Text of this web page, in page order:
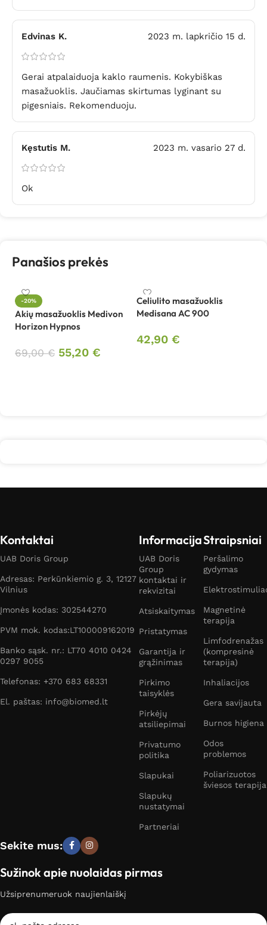
Edvinas K. 2023 m. lapkričio 15 d.
Gerai atpalaiduoja kaklo raumenis. Kokybiškas
masažuoklis. Jaučiamas skirtumas lyginant su
pigesniais. Rekomenduoju.
Kęstutis M. 2023 m. vasario 27 d.
Ok
Panašios prekės
-20%
Akių masažuoklis Medivon
Horizon Hypnos
69,00€ 55,20 €
Celiulito masažuoklis
Medisana AC 900
42,90 €
Kontaktai
UAB Doris Group
Adresas: Perkūnkiemio g. 3, 12127
Vilnius
Įmonės kodas: 302544270
PVM mok. kodas:LT100009162019
Banko sąsk. nr.: LT70 4010 0424
0297 9055
Telefonas: +370 683 68331
El. paštas: info@biomed.lt
Informacija
UAB Doris
Group
kontaktai ir
rekvizitai
Atsiskaitymas
Pristatymas
Garantija ir
grąžinimas
Pirkimo
taisyklės
Pirkėjų
atsiliepimai
Privatumo
politika
Slapukai
Slapukų
nustatymai
Partneriai
Straipsniai
Peršalimo
gydymas
Magnetinė
terapija
Limfodrenažas
(kompresinė
terapija)
Inhaliacijos
Gera savijauta
Burnos higiena
Odos
problemos
Poliarizuotos
šviesos terapija
Sekite mus:
Sužinok apie nuolaidas pirmas
Užsiprenumeruok naujienlaiškį